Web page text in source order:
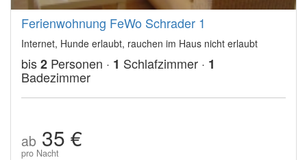
Ferienwohnung FeWo Schrader 1
Internet, Hunde erlaubt, rauchen im Haus nicht erlaubt
bis2 Personen · 1 Schlafzimmer · 1
Badezimmer
ab 35 €
pro Nacht